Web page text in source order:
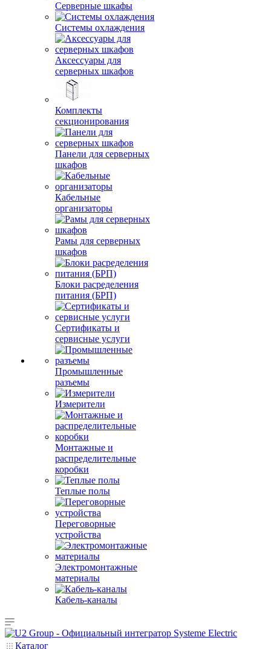
Серверные шкафы
Системы охлаждения
Аксессуары для
серверных шкафов
Комплекты
секционирования
Панели для серверных
шкафов
Кабельные
организаторы
Рамы для серверных
шкафов
Блоки расределения
питания (БРП)
Сертификаты и
сервисные услуги
Промышленные
разъемы
Измерители
Монтажные и
распределительные
коробки
Теплые полы
Переговорные
устройства
Электромонтажные
материалы
Кабель-каналы
Каталог